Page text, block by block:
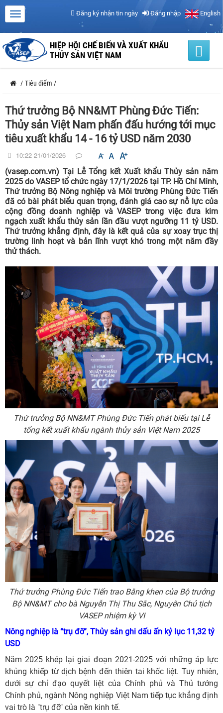
Đăng ký nhận tin ngày Đăng nhập English
HIỆP HỘI CHẾ BIẾN VÀ XUẤT KHẨU
THỦY SẢN VIỆT NAM
/ Tiêu điểm /
Thứ trưởng Bộ NN&MT Phùng Đức Tiến:
Thủy sản Việt Nam phấn đấu hướng tới mục
tiêu xuất khẩu 14 - 16 tỷ USD năm 2030
10:22 21/01/2026
(vasep.com.vn) Tại Lễ Tổng kết Xuất khẩu Thủy sản năm
2025 do VASEP tổ chức ngày 17/1/2026 tại TP. Hồ Chí Minh,
Thứ trưởng Bộ Nông nghiệp và Môi trường Phùng Đức Tiến
đã có bài phát biểu quan trọng, đánh giá cao sự nỗ lực của
cộng đồng doanh nghiệp và VASEP trong việc đưa kim
ngạch xuất khẩu thủy sản lần đầu vượt ngưỡng 11 tỷ USD.
Thứ trưởng khẳng định, đây là kết quả của sự xoay trục thị
trường linh hoạt và bản lĩnh vượt khó trong một năm đầy
thử thách.
Thứ trưởng Bộ NN&MT Phùng Đức Tiến phát biểu tại Lễ
tổng kết xuất khẩu ngành thủy sản Việt Nam 2025
Thứ trưởng Phùng Đức Tiến trao Bằng khen của Bộ trưởng
Bộ NN&MT cho bà Nguyễn Thị Thu Sắc, Nguyên Chủ tịch
VASEP nhiệm kỳ VI
Nông nghiệp là “trụ đỡ”, Thủy sản ghi dấu ấn kỷ lục 11,32 tỷ
USD
Năm 2025 khép lại giai đoạn 2021-2025 với những áp lực
khủng khiếp từ dịch bệnh đến thiên tai khốc liệt. Tuy nhiên,
dưới sự chỉ đạo quyết liệt của Chính phủ và Thủ tướng
Chính phủ, ngành Nông nghiệp Việt Nam tiếp tục khẳng định
vai trò là "trụ đỡ" của nền kinh tế.